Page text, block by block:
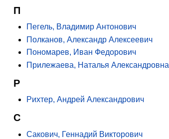
П
Пегель, Владимир Антонович
Полканов, Александр Алексеевич
Пономарев, Иван Федорович
Прилежаева, Наталья Александровна
Р
Рихтер, Андрей Александрович
С
Сакович, Геннадий Викторович